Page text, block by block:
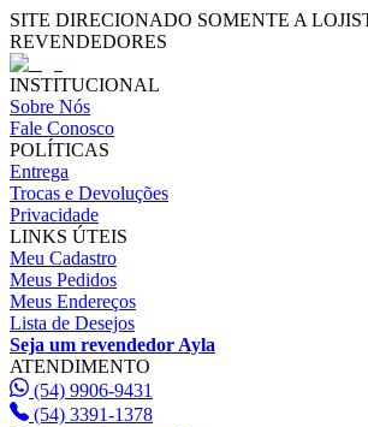
SITE DIRECIONADO SOMENTE A
REVENDEDORES
INSTITUCIONAL
Sobre Nós
Fale Conosco
POLÍTICAS
Entrega
Trocas e Devoluções
Privacidade
LINKS ÚTEIS
Meu Cadastro
Meus Pedidos
Meus Endereços
Lista de Desejos
Seja um revendedor Ayla
ATENDIMENTO
(54) 9906-9431
(54) 3391-1378